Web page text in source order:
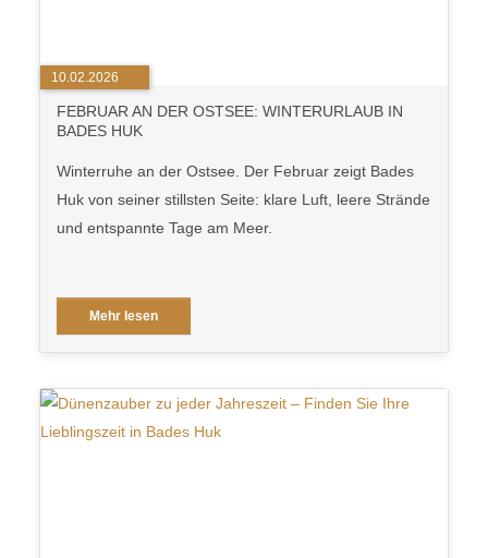
10.02.2026
FEBRUAR AN DER OSTSEE: WINTERURLAUB IN
BADES HUK
Winterruhe an der Ostsee. Der Februar zeigt Bades
Huk von seiner stillsten Seite: klare Luft, leere Strände
und entspannte Tage am Meer.
Mehr lesen